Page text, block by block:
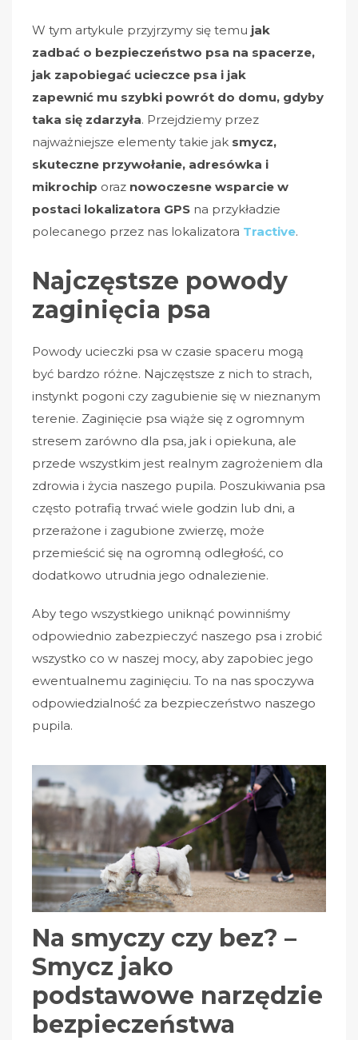
W tym artykule przyjrzymy się temu jak
zadbać o bezpieczeństwo psa na spacerze,
jak zapobiegać ucieczce psa i jak
zapewnić mu szybki powrót do domu, gdyby
taka się zdarzyła. Przejdziemy przez
najważniejsze elementy takie jak smycz,
skuteczne przywołanie, adresówka i
mikrochip oraz nowoczesne wsparcie w
postaci lokalizatora GPS na przykładzie
polecanego przez nas lokalizatora Tractive.
Najczęstsze powody
zaginięcia psa
Powody ucieczki psa w czasie spaceru mogą
być bardzo różne. Najczęstsze z nich to strach,
instynkt pogoni czy zagubienie się w nieznanym
terenie. Zaginięcie psa wiąże się z ogromnym
stresem zarówno dla psa, jak i opiekuna, ale
przede wszystkim jest realnym zagrożeniem dla
zdrowia i życia naszego pupila. Poszukiwania psa
często potrafią trwać wiele godzin lub dni, a
przerażone i zagubione zwierzę, może
przemieścić się na ogromną odległość, co
dodatkowo utrudnia jego odnalezienie.
Aby tego wszystkiego uniknąć powinniśmy
odpowiednio zabezpieczyć naszego psa i zrobić
wszystko co w naszej mocy, aby zapobiec jego
ewentualnemu zaginięciu. To na nas spoczywa
odpowiedzialność za bezpieczeństwo naszego
pupila.
Na smyczy czy bez? –
Smycz jako
podstawowe narzędzie
bezpieczeństwa